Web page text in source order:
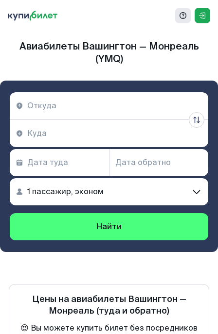
Авиабилеты Вашингтон — Монреаль
(YMQ)
Найти
Цены на авиабилеты Вашингтон —
Монреаль (туда и обратно)
😍 Вы можете купить билет без посредников